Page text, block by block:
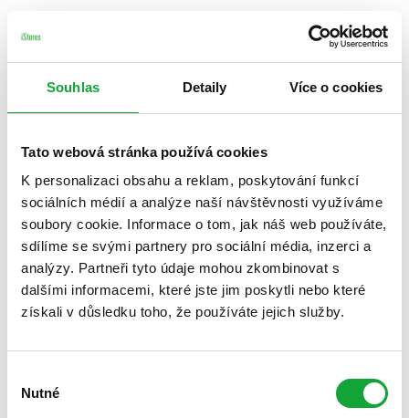
Souhlas Detaily Více o cookies
Tato webová stránka používá cookies
K personalizaci obsahu a reklam, poskytování funkcí
sociálních médií a analýze naší návštěvnosti využíváme
soubory cookie. Informace o tom, jak náš web používáte,
sdílíme se svými partnery pro sociální média, inzerci a
analýzy. Partneři tyto údaje mohou zkombinovat s
dalšími informacemi, které jste jim poskytli nebo které
získali v důsledku toho, že používáte jejich služby.
souhlasu
Nutné